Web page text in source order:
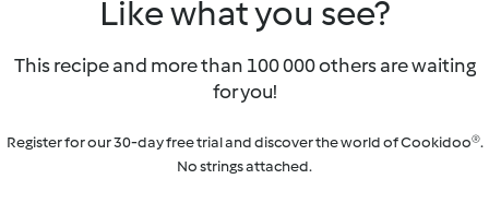
Like what you see?
This recipe and more than 100 000 others are waiting
for you!
Register for our 30-day free trial and discover the world of Cookidoo®.
No strings attached.